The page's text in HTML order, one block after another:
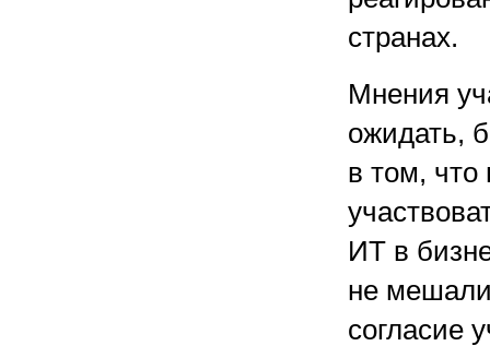
странах.
Мнения
ожидать,
в том, что
ИТ в
не
согласие